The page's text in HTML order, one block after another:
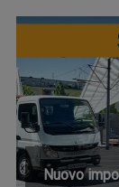
Nuovo